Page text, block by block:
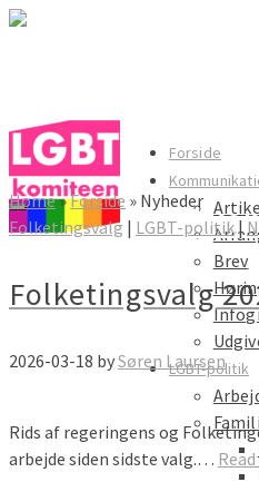
Forside
Brev
LGBT-politik
LGBT
Home»Forside » Nyheder
Folketingsvalg | LGBT-politik|
Folketingsvalg
2026-03-18 bySøren Laursen
Rids af regeringens og
arbejde siden sidste valg.…